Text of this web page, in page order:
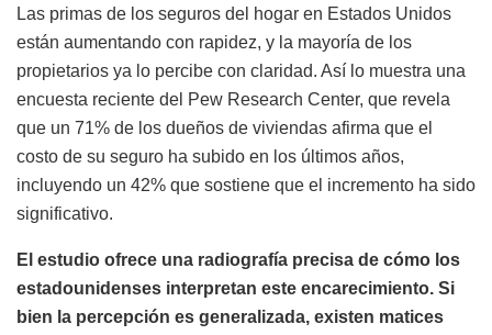
Las primas de los seguros del hogar en Estados Unidos
están aumentando con rapidez, y la mayoría de los
propietarios ya lo percibe con claridad. Así lo muestra una
encuesta reciente del Pew Research Center, que revela
que un 71% de los dueños de viviendas afirma que el
costo de su seguro ha subido en los últimos años,
incluyendo un 42% que sostiene que el incremento ha sido
significativo.
El estudio ofrece una radiografía precisa de cómo los
estadounidenses interpretan este encarecimiento. Si
bien la percepción es generalizada, existen matices